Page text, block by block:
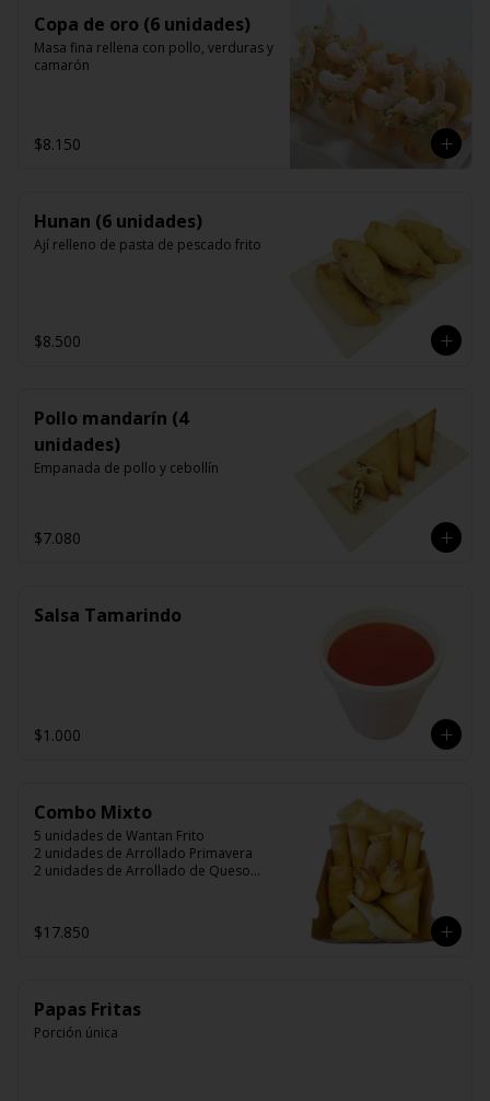
Copa de oro (6 unidades)
Masa fina rellena con pollo, verduras y
camarón
$8.150
Hunan (6 unidades)
Ají relleno de pasta de pescado frito
$8.500
Pollo mandarín (4
unidades)
Empanada de pollo y cebollín
$7.080
Salsa Tamarindo
$1.000
Combo Mixto
5 unidades de Wantan Frito
2 unidades de Arrollado Primavera
2 unidades de Arrollado de Queso
2 unidades Wantán Especial
$17.850
Papas Fritas
Porción única